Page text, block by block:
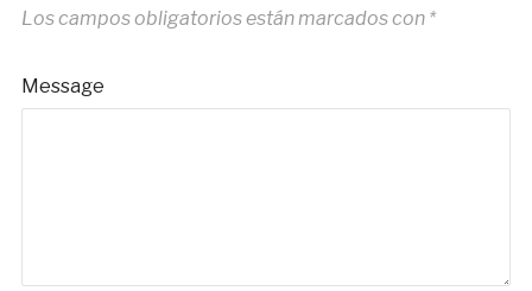
Los campos obligatorios están marcados con *
Message